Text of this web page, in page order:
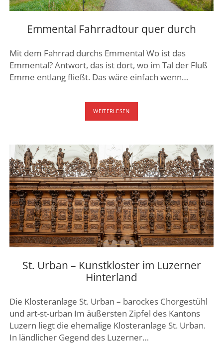
Emmental Fahrradtour quer durch
Mit dem Fahrrad durchs Emmental Wo ist das
Emmental? Antwort, das ist dort, wo im Tal der Fluß
Emme entlang fließt. Das wäre einfach wenn…
WEITERLESENEMMENTAL
FAHRRADTOUR
St. Urban – Kunstkloster im Luzerner
Hinterland
Die Klosteranlage St. Urban – barockes Chorgestühl
und art-st-urban Im äußersten Zipfel des Kantons
Luzern liegt die ehemalige Klosteranlage St. Urban.
In ländlicher Gegend des Luzerner…